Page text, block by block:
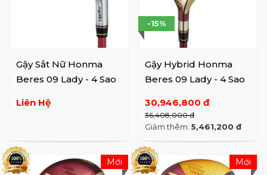
Gậy Sắt Nữ Honma
Beres 09 Lady - 4 Sao
Liên Hệ
Gậy Hybrid Honma
Beres 09 Lady - 4 Sao
30,946,800 đ
36,408,000 đ
-15%
Giảm thêm: 5,461,200 đ
Mới Mới